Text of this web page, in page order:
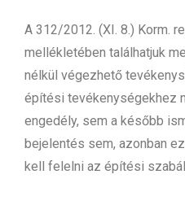
A 312/2012. (XI. 8.) Korm.
mellékletében találhatjuk
nélkül végezhető
építési tevékenységekhez
engedély, sem a később
bejelentés sem, azonban
kell felelni az építési